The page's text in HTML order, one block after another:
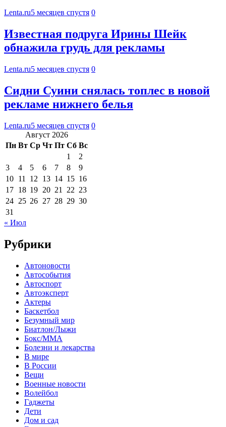
Lenta.ru5 месяцев спустя 0
Известная подруга Ирины Шейк
обнажила грудь для рекламы
Lenta.ru5 месяцев спустя 0
Сидни Суини снялась топлес в новой
рекламе нижнего белья
Lenta.ru5 месяцев спустя 0
Август 2026
Пн Вт Ср Чт Пт Сб Вс
1
2
3
4 5 6 7 8
9
10 11 12 13 14 15 16
17 18 19 20 21 22 23
24 25 26 27 28 29 30
31
« Июл
Рубрики
Автоновости
Автособытия
Автоспорт
Автоэксперт
Актеры
Баскетбол
Безумный мир
Биатлон/Лыжи
Бокс/MMA
Болезни и лекарства
В мире
В России
Вещи
Военные новости
Волейбол
Гаджеты
Дети
Дом и сад